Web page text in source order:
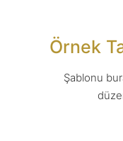
Örnek
Şablonu